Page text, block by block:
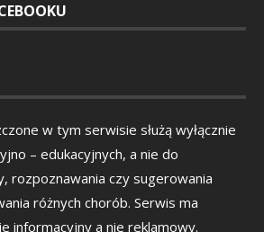
w tym serwisie służą wyłącznie
– edukacyjnych, a nie do
rozpoznawania czy sugerowania
różnych chorób. Serwis ma
informacyjny a nie reklamowy.